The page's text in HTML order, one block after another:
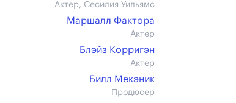
Актер, Сесилия Уильямс
Маршалл Фактора
Актер
Блэйз Корригэн
Актер
Билл Мекэник
Продюсер